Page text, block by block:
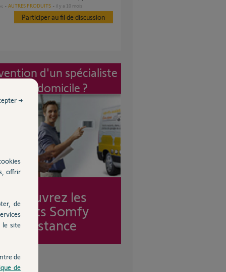
AUTRES PRODUITS il y a 10 mois
Participer au fil de discussion
d'un spécialiste
à mon domicile ?
Découvrez les
forfaits Somfy
Assistance
offrir
de
le site
de
de
→